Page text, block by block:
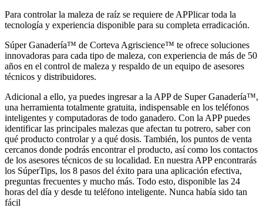
Para controlar la maleza de raíz se requiere de APPlicar toda la
tecnología y experiencia disponible para su completa erradicación.
Súper Ganadería™ de Corteva Agriscience™ te ofrece soluciones
innovadoras para cada tipo de maleza, con experiencia de más de 50
años en el control de maleza y respaldo de un equipo de asesores
técnicos y distribuidores.
Adicional a ello, ya puedes ingresar a la APP de Super Ganadería™,
una herramienta totalmente gratuita, indispensable en los teléfonos
inteligentes y computadoras de todo ganadero. Con la APP puedes
identificar las principales malezas que afectan tu potrero, saber con
qué producto controlar y a qué dosis. También, los puntos de venta
cercanos donde podrás encontrar el producto, así como los contactos
de los asesores técnicos de su localidad. En nuestra APP encontrarás
los SúperTips, los 8 pasos del éxito para una aplicación efectiva,
preguntas frecuentes y mucho más. Todo esto, disponible las 24
horas del día y desde tu teléfono inteligente. Nunca había sido tan
fácil